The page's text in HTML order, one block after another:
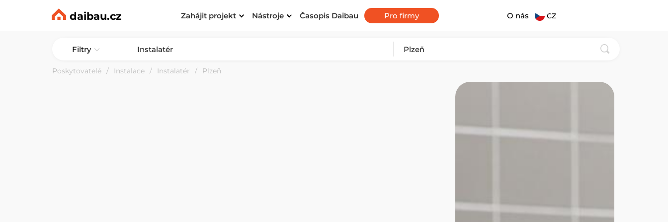
daibau.cz Zahájit projekt Nástroje Časopis Daibau Pro firmy O nás CZ
Filtry
Poskytovatelé Instalace Instalatér Plzeň